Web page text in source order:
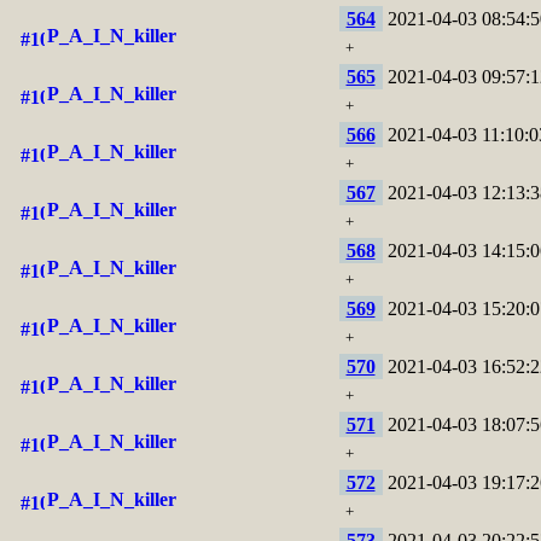
P_A_I_N_killer
564 2021-04-03
+
P_A_I_N_killer
565 2021-04-03
+
P_A_I_N_killer
566 2021-04-03
+
P_A_I_N_killer
567 2021-04-03
+
P_A_I_N_killer
568 2021-04-03
+
P_A_I_N_killer
569 2021-04-03
+
P_A_I_N_killer
570 2021-04-03
+
P_A_I_N_killer
571 2021-04-03
+
P_A_I_N_killer
572 2021-04-03
+